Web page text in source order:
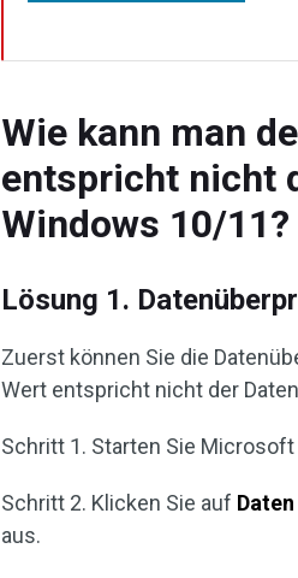
Wie kann man
entspricht nicht
Windows 10/11?
Lösung 1.
Zuerst können Sie die
Wert entspricht nicht der
Schritt 1. Starten Sie Microsoft
Schritt 2. Klicken Sie auf Daten
aus.